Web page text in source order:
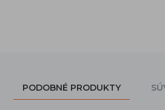
PODOBNÉ PRODUKTY